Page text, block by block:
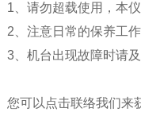
1、请勿超载使用，本
2、注意日常的保养工
3、机台出现故障时请
您可以点击联络我们来